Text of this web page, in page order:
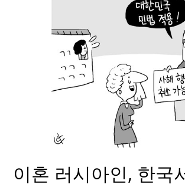
이혼 러시아인, 한국